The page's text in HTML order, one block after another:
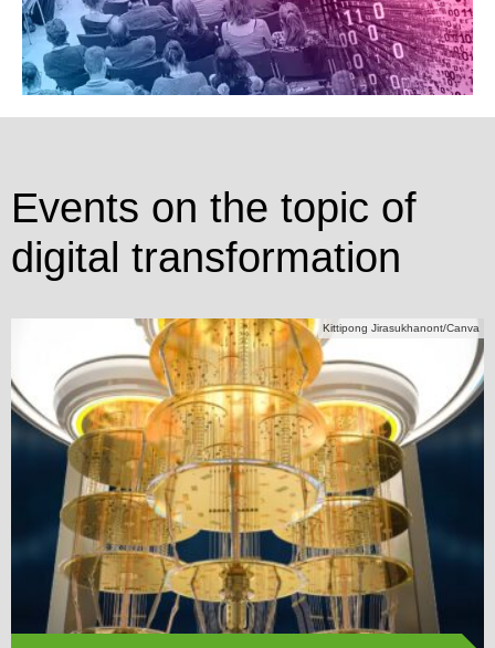
Events on the topic of
digital transformation
Kittipong Jirasukhanont/Canva